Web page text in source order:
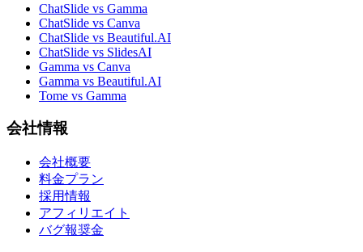
ChatSlide vs Gamma
ChatSlide vs Canva
ChatSlide vs Beautiful.AI
ChatSlide vs SlidesAI
Gamma vs Canva
Gamma vs Beautiful.AI
Tome vs Gamma
会社情報
会社概要
料金プラン
採用情報
アフィリエイト
バグ報奨金